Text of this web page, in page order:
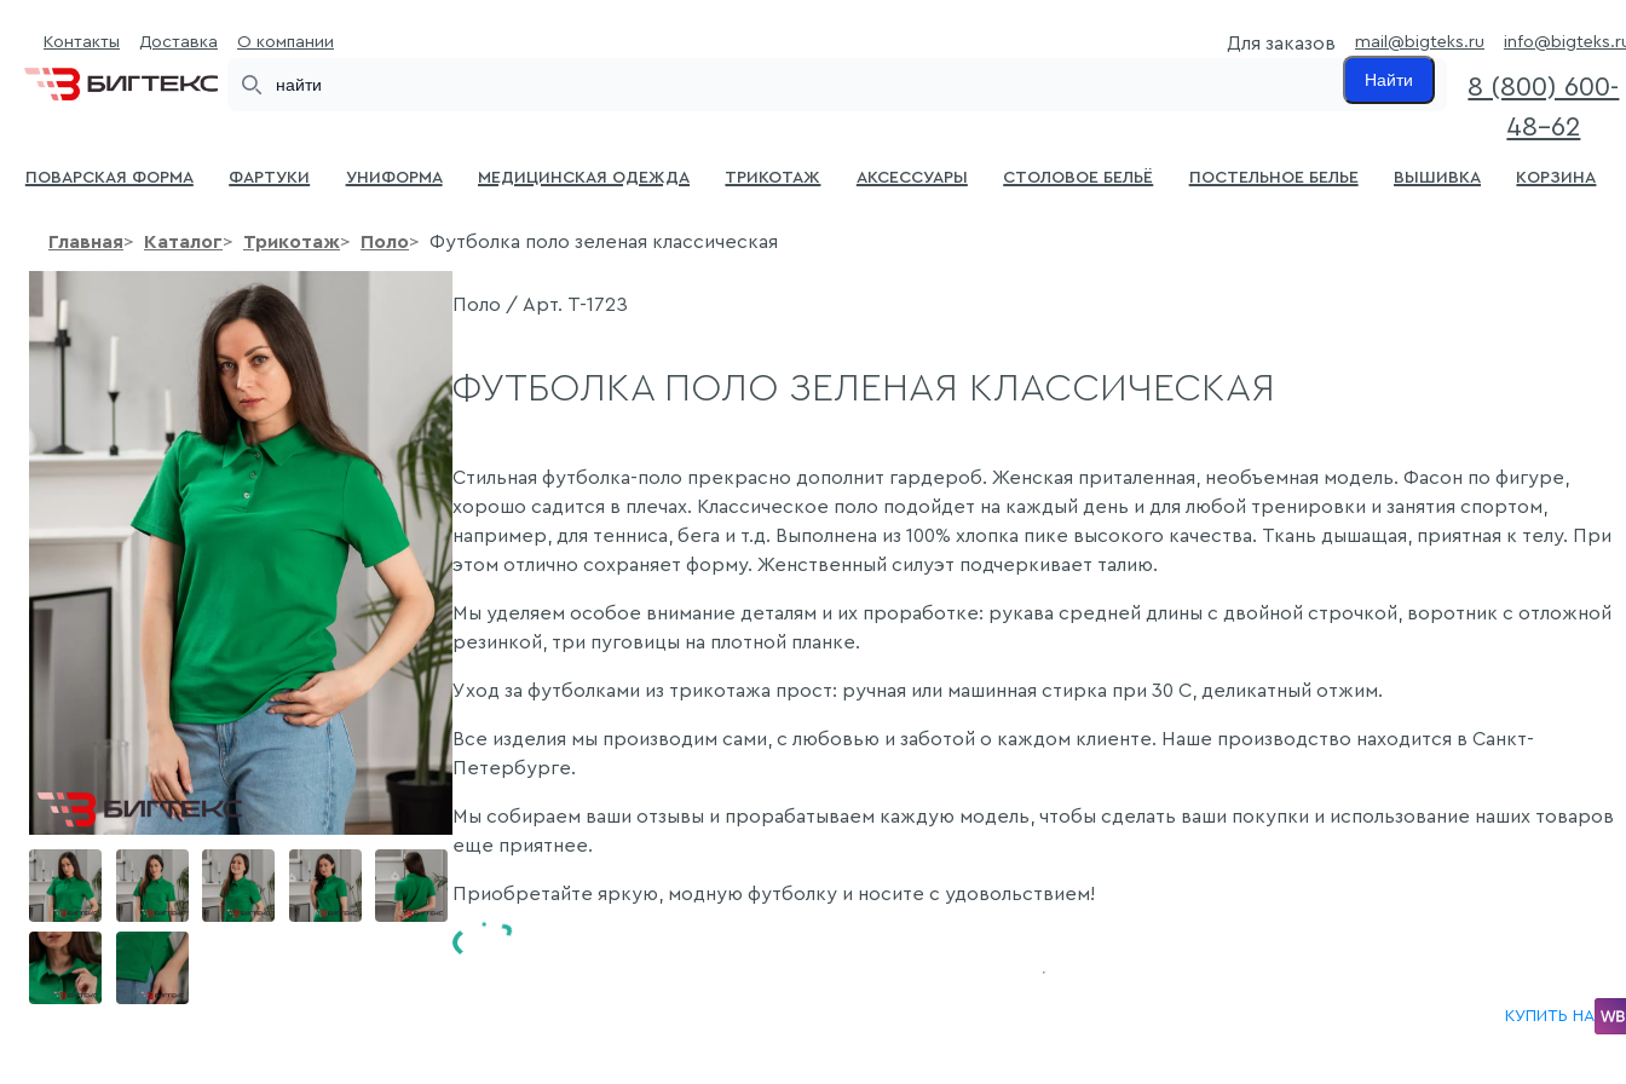
Контакты Доставка О компании Для заказов mail@bigteks.ru
Найти
8 (800) 600-
48-62
Поварская форма Фартуки Униформа Медицинская одежда Трикотаж Аксессуары Столовое бельё Постельное белье Вышивка Корзина
Главная Каталог Трикотаж Поло Футболка поло зеленая классическая
Поло / Арт. Т-172З
ФУТБОЛКА ПОЛО ЗЕЛЕНАЯ КЛАССИЧЕСКАЯ
Стильная футболка-поло прекрасно дополнит гардероб. Женская приталенная, необъемная модель. Фасон по фигуре,
хорошо садится в плечах. Классическое поло подойдет на каждый день и для любой тренировки и занятия спортом,
например, для тенниса, бега и т.д. Выполнена из 100% хлопка пике высокого качества. Ткань дышащая, приятная к телу. При
этом отлично сохраняет форму. Женственный силуэт подчеркивает талию.
Мы уделяем особое внимание деталям и их проработке: рукава средней длины с двойной строчкой, воротник с отложной
резинкой, три пуговицы на плотной планке.
Уход за футболками из трикотажа прост: ручная или машинная стирка при 30 С, деликатный отжим.
Все изделия мы производим сами, с любовью и заботой о каждом клиенте. Наше производство находится в Санкт-
Петербурге.
Мы собираем ваши отзывы и прорабатываем каждую модель, чтобы сделать ваши покупки и использование наших товаров
еще приятнее.
Приобретайте яркую, модную футболку и носите с удовольствием!
КУПИТЬ НА